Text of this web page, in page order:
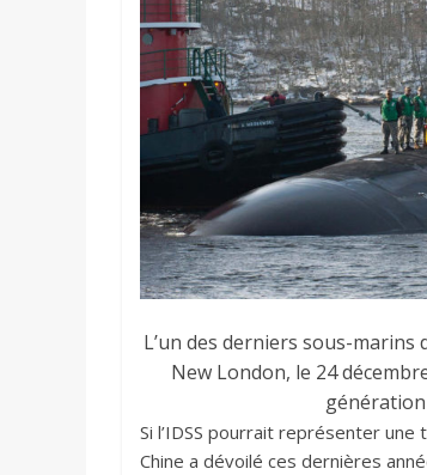
L’un des derniers sous-marins
New London, le 24
Si l’IDSS pourrait représenter
Chine a dévoilé ces dernières